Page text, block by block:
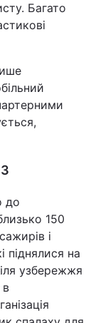
Багато
до
150
і
піднялися на
узбережжя
в